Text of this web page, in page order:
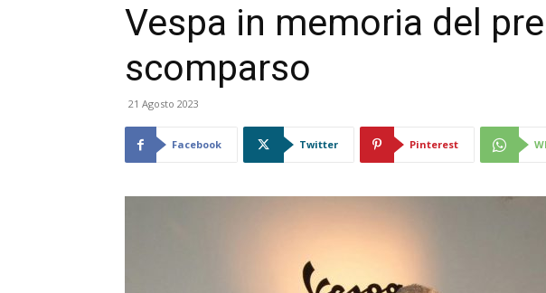
Vespa in memoria del
scomparso
21 Agosto 2023
Facebook Twitter Pinterest